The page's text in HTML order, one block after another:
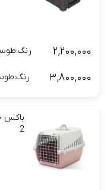
۲,۲۰۰,۰۰۰
۳,۸۰۰,۰۰۰
باکس
2